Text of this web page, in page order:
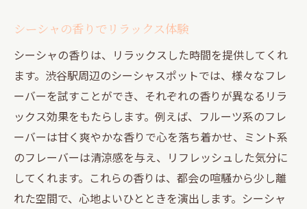
神泉でのシーシャ体験を最大限に
リラックス効果を高めるシーシャの選び方
シーシャと共に過ごす特別な時間
神泉駅周辺のシーシャスポットを探訪
渋谷と神泉でのシーシャの楽しみ方
渋谷と神泉で楽しむシーシャの魅力
休日のシーシャスポット巡りガイド
シーシャ体験を満喫するコツ
シーシャの香りでリラックス体験
シーシャの香りは、リラックスした時間を提供してくれ
ます。渋谷駅周辺のシーシャスポットでは、様々なフレ
ーバーを試すことができ、それぞれの香りが異なるリラ
ックス効果をもたらします。例えば、フルーツ系のフレ
ーバーは甘く爽やかな香りで心を落ち着かせ、ミント系
のフレーバーは清涼感を与え、リフレッシュした気分に
してくれます。これらの香りは、都会の喧騒から少し離
れた空間で、心地よいひとときを演出します。シーシャ